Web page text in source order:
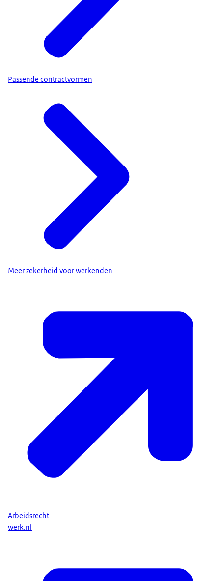
Passende contractvormen
Meer zekerheid voor werkenden
Arbeidsrecht
werk.nl